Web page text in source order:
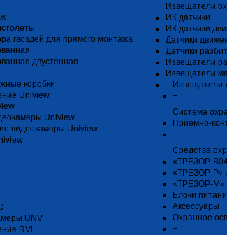
гвоздей для прямого монтажа
двустенная
коробки
Uniview
Uniview
видеокамеры Uniview
UNV
RVi
Извещатели
ИК датчики
ИК датчики
Датчики
Датчики
Извещатели
Извещатели
Извещатели
+
Система
Приемно-
+
Средства
«ТРЕЗОР-
«ТРЕЗОР-Р»
«ТРЕЗОР-М»
Блоки
Аксессуары
Охранное
+